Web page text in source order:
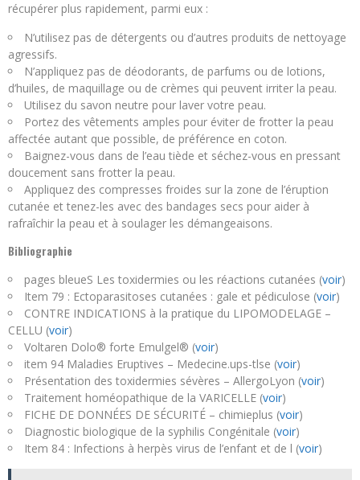
récupérer plus rapidement, parmi eux :
N’utilisez pas de détergents ou d’autres produits de nettoyage
agressifs.
N’appliquez pas de déodorants, de parfums ou de lotions,
d’huiles, de maquillage ou de crèmes qui peuvent irriter la peau.
Utilisez du savon neutre pour laver votre peau.
Portez des vêtements amples pour éviter de frotter la peau
affectée autant que possible, de préférence en coton.
Baignez-vous dans de l’eau tiède et séchez-vous en pressant
doucement sans frotter la peau.
Appliquez des compresses froides sur la zone de l’éruption
cutanée et tenez-les avec des bandages secs pour aider à
rafraîchir la peau et à soulager les démangeaisons.
Bibliographie
pages bleueS Les toxidermies ou les réactions cutanées (voir)
Item 79 : Ectoparasitoses cutanées : gale et pédiculose (voir)
CONTRE INDICATIONS à la pratique du LIPOMODELAGE –
CELLU (voir)
Voltaren Dolo® forte Emulgel® (voir)
item 94 Maladies Eruptives – Medecine.ups-tlse (voir)
Présentation des toxidermies sévères – AllergoLyon (voir)
Traitement homéopathique de la VARICELLE (voir)
FICHE DE DONNÉES DE SÉCURITÉ – chimieplus (voir)
Diagnostic biologique de la syphilis Congénitale (voir)
Item 84 : Infections à herpès virus de l’enfant et de l (voir)